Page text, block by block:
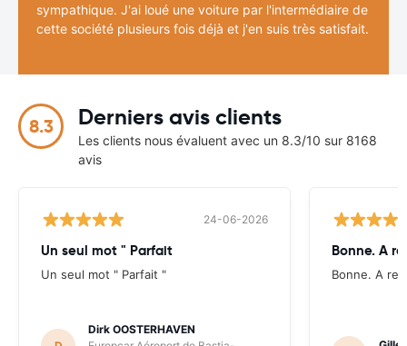
sympathique. J'ai loué une voiture par l'intermédiaire de
cette société plusieurs fois déjà et j'en suis très satisfait.
8.3 Derniers avis clients
Les clients nous évaluent avec un 8.3/10 sur 8168
avis
24-06-2026
Un seul mot " Parfait
Un seul mot " Parfait "
Dirk OOSTERHAVEN
Bonne. A
Bonne. A